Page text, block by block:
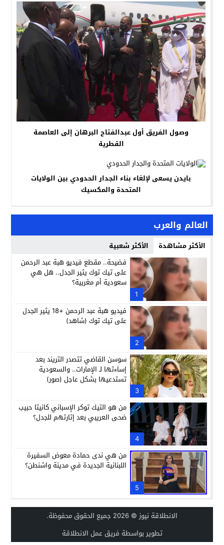
وصول الفريق أول عبدالفتاح البرهان إلى العاصمة
القطرية
بايدن يسعى لإلغاء بناء الجدار الحدودي بين الولايات
المتحدة والمكسيك
العالم والعرب
الأكثر مشاهدة الأكثر شعبية
1
فضيحة.. مقطع فيديو هبة عبد الرحمن
على تيك توك يثير الجدل.. هل هي
سعودية أم مغربية؟
2
فيديو هبة عبد الرحمن +18 يثير الجدل
على تيك توك (شاهد)
3
سوسن القاضي تتصدر التريند بعد
إساءتها لـ الإمارات.. والسعودية
تستدعيها بشكل عاجل (صور)
4
من هو التيك توكر الإسباني كانيتا حبيب
ضحى العريبي بعد إثارتهم للجدل؟
5
من هي ندى حمادة معوض السفيرة
اللبنانية الجديدة في مدينة واشنطن؟
الانطلاقة نيوز© 2026 جميع الحقوق محفوظة.
تطوير بواسطة فريق عمل الانطلاقة